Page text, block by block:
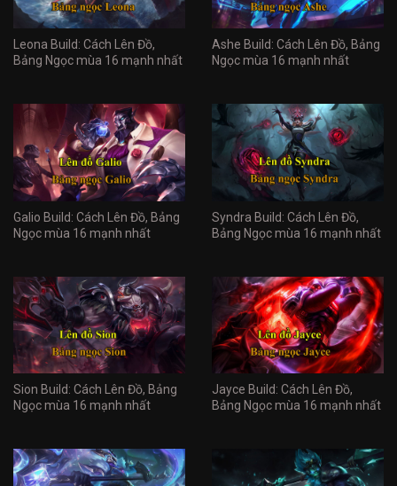
Leona Build: Cách Lên Đồ,
Bảng Ngọc mùa 16 mạnh nhất
Ashe Build: Cách Lên Đồ, Bảng
Ngọc mùa 16 mạnh nhất
Galio Build: Cách Lên Đồ, Bảng
Ngọc mùa 16 mạnh nhất
Syndra Build: Cách Lên Đồ,
Bảng Ngọc mùa 16 mạnh nhất
Sion Build: Cách Lên Đồ, Bảng
Ngọc mùa 16 mạnh nhất
Jayce Build: Cách Lên Đồ,
Bảng Ngọc mùa 16 mạnh nhất